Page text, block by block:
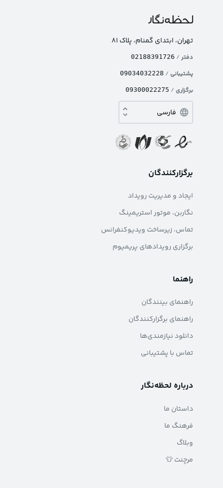
تهران، ابتدای گمنام، پلاک ۸۱
دفتر /
02188391726
پشتیبانی /
09034032228
برگزاری /
09300022275
برگزارکنندگان
ایجاد و مدیریت رویداد
نگاربن، موتور استریمینگ
تماس، زیرساخت ویدیوکنفرانس
برگزاری رویدادهای پریمیوم
راهنما
راهنمای بینندگان
راهنمای برگزارکنندگان
دانلود نیازمندی‌ها
تماس با پشتیبانی
درباره لحظه‌نگار
داستان ما
فرهنگ ما
وبلاگ
مرچنت 👕